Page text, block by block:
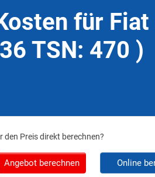
für Fiat
TSN: 470 )
den Preis direkt berechnen?
Angebot berechnen Online